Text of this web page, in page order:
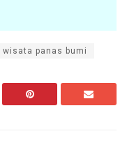
wisata panas bumi